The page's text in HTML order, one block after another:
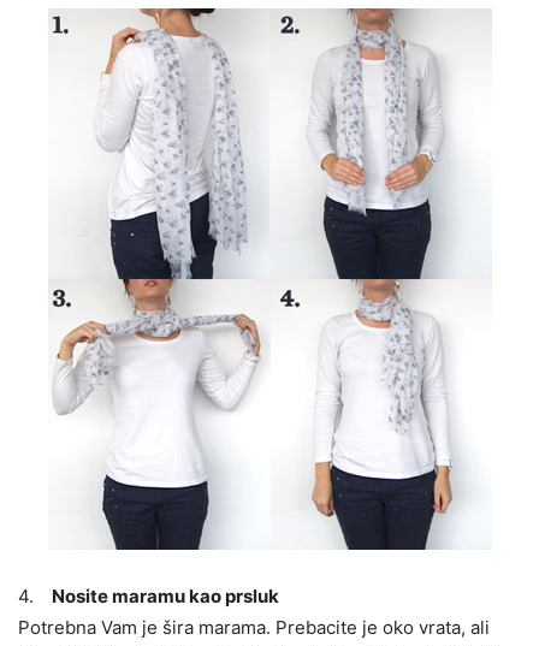
4.
Nosite maramu kao prsluk
Potrebna Vam je šira marama. Prebacite je oko vrata, ali